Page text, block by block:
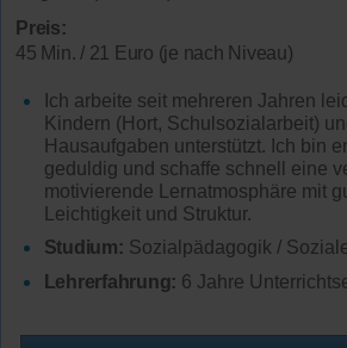
Preis:
45 Min. / 21 Euro (je nach Niveau)
Ich arbeite seit mehreren Jahren
Kindern (Hort, Schulsozialarbeit)
Hausaufgaben unterstützt. Ich bin
geduldig und schaffe schnell eine
motivierende Lernatmosphäre mit
Leichtigkeit und Struktur.
Studium: Sozialpädagogik /
Lehrerfahrung: 6 Jahre